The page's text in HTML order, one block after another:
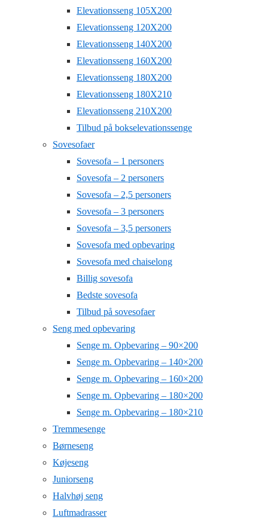
Elevationsseng 105X200
Elevationsseng 120X200
Elevationsseng 140X200
Elevationsseng 160X200
Elevationsseng 180X200
Elevationsseng 180X210
Elevationsseng 210X200
Tilbud på bokselevationssenge
Sovesofaer
Sovesofa – 1 personers
Sovesofa – 2 personers
Sovesofa – 2,5 personers
Sovesofa – 3 personers
Sovesofa – 3,5 personers
Sovesofa med opbevaring
Sovesofa med chaiselong
Billig sovesofa
Bedste sovesofa
Tilbud på sovesofaer
Seng med opbevaring
Senge m. Opbevaring – 90×200
Senge m. Opbevaring – 140×200
Senge m. Opbevaring – 160×200
Senge m. Opbevaring – 180×200
Senge m. Opbevaring – 180×210
Tremmesenge
Børneseng
Køjeseng
Juniorseng
Halvhøj seng
Luftmadrasser